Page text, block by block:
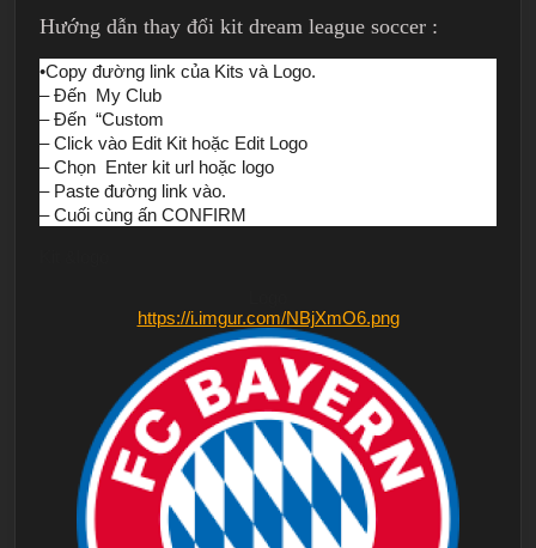
Hướng dẫn thay đổi kit dream league soccer :
•Copy đường link của Kits và Logo.
– Đến My Club
– Đến “Custom
– Click vào Edit Kit hoặc Edit Logo
– Chọn Enter kit url hoặc logo
– Paste đường link vào.
– Cuối cùng ấn CONFIRM
https://i.imgur.com/NBjXmO6.png